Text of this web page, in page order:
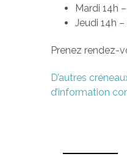
Mardi 14h
Jeudi 14h –
Prenez rendez-
D’autres
d’information